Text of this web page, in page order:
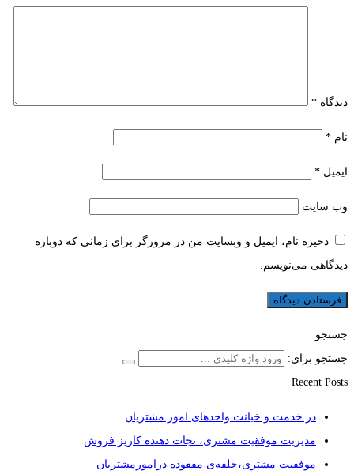
دیدگاه *
نام *
ایمیل *
وب‌ سایت
ذخیره نام، ایمیل و وبسایت من در مرورگر برای زمانی که دوباره
دیدگاهی می‌نویسم.
جستجو
جستجو برای:
Recent Posts
در خدمت و خیانت واحدهای امور مشتریان
مدیریت موفقیت مشتری، نجات دهنده کاریز فروش
موفقیت مشتری،حلقه‌ی مفقوده درامورمشتریان